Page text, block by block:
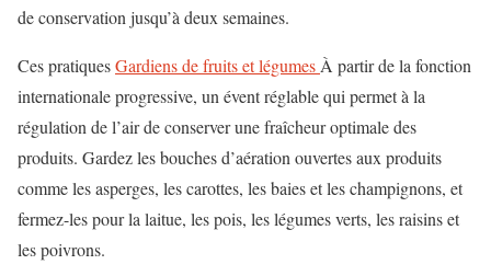
de conservation jusqu’à deux semaines.
Ces pratiquesGardiens de fruits et légumes À partir de la fonction
internationale progressive, un évent réglable qui permet à la
régulation de l’air de conserver une fraîcheur optimale des
produits. Gardez les bouches d’aération ouvertes aux produits
comme les asperges, les carottes, les baies et les champignons, et
fermez-les pour la laitue, les pois, les légumes verts, les raisins et
les poivrons.